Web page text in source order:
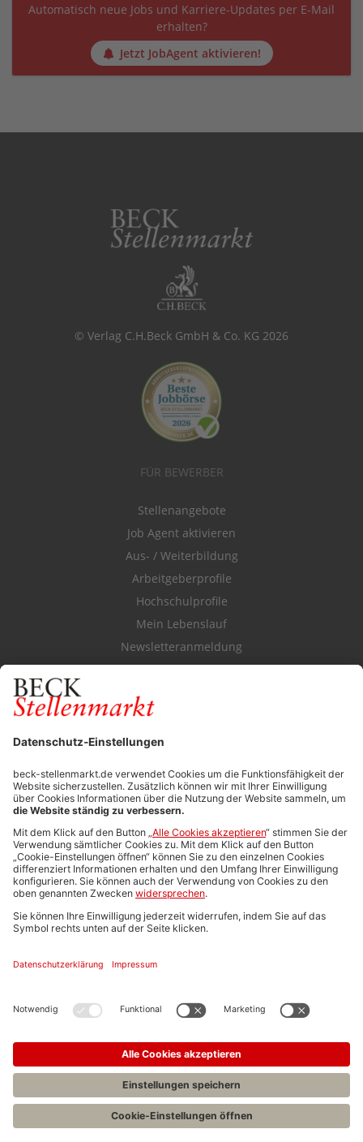
Automatisch neue Jobs und Karriere-Updates per E-Mail
erhalten?
Jetzt JobAgent aktivieren!
© Verlag C.H.Beck GmbH & Co. KG 2026
FÜR BEWERBER
Stellenangebote
Job Agent aktivieren
Aus- / Weiterbildung
Arbeitgeberprofile
Hochschulprofile
Mein Lebenslauf
Newsletteranmeldung
Durchsuchen Sie den Stellenkatalog
FÜR ARBEITGEBER
Stellenmarktpreise
Anzeigen-AGB
Media-Daten
Newsletteranmeldung
Produktübersicht
ALLGEMEIN
FAQs
Impressum
Stellenangebote C.H.BECK
Entwickelt durchJobiqo